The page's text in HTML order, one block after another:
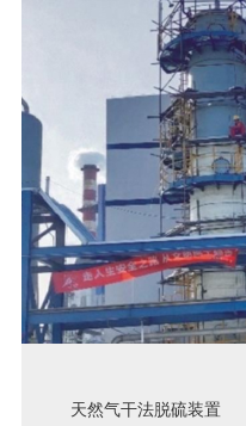
天然气干法脱硫装置